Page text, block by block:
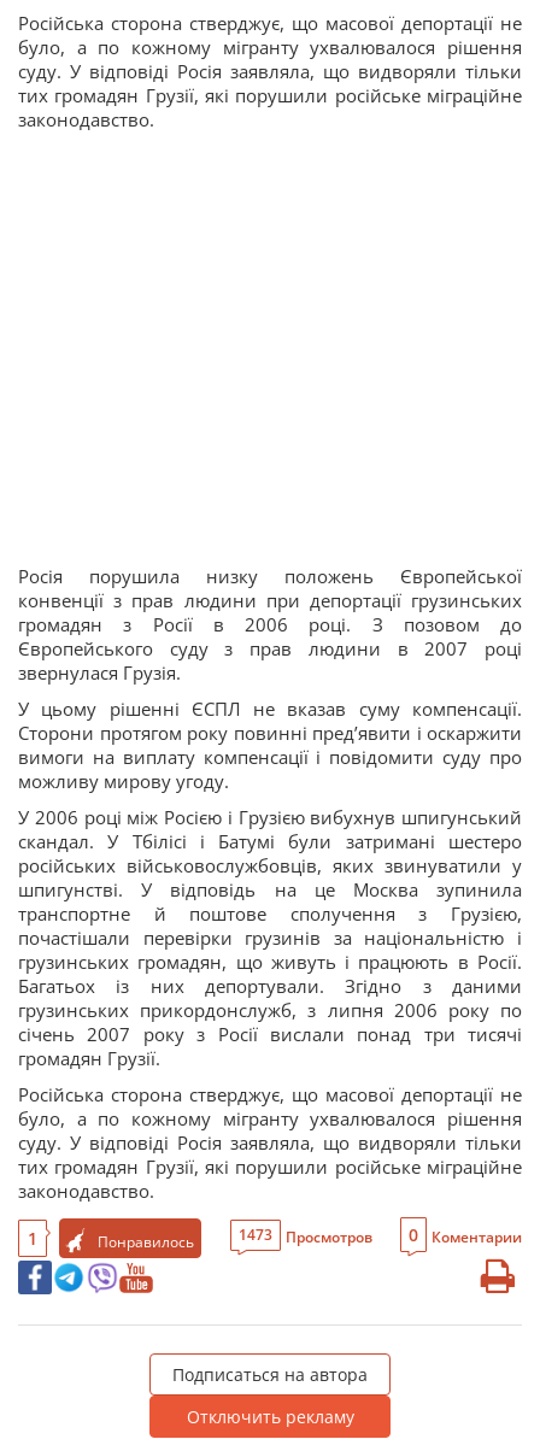
Російська сторона стверджує, що масової депортації не
було, а по кожному мігранту ухвалювалося рішення
суду. У відповіді Росія заявляла, що видворяли тільки
тих громадян Грузії, які порушили російське міграційне
законодавство.
Росія порушила низку положень Європейської
конвенції з прав людини при депортації грузинських
громадян з Росії в 2006 році. З позовом до
Європейського суду з прав людини в 2007 році
звернулася Грузія.
У цьому рішенні ЄСПЛ не вказав суму компенсації.
Сторони протягом року повинні пред’явити і оскаржити
вимоги на виплату компенсації і повідомити суду про
можливу мирову угоду.
У 2006 році між Росією і Грузією вибухнув шпигунський
скандал. У Тбілісі і Батумі були затримані шестеро
російських військовослужбовців, яких звинуватили у
шпигунстві. У відповідь на це Москва зупинила
транспортне й поштове сполучення з Грузією,
почастішали перевірки грузинів за національністю і
грузинських громадян, що живуть і працюють в Росії.
Багатьох із них депортували. Згідно з даними
грузинських прикордонслужб, з липня 2006 року по
січень 2007 року з Росії вислали понад три тисячі
громадян Грузії.
Російська сторона стверджує, що масової депортації не
було, а по кожному мігранту ухвалювалося рішення
суду. У відповіді Росія заявляла, що видворяли тільки
тих громадян Грузії, які порушили російське міграційне
законодавство.
1 Понравилось 1473 Просмотров 0 Коментарии
Подписаться на автора
Отключить рекламу